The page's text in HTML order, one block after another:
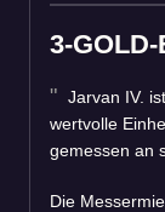
3-
Jarvan IV.
wertvolle
gemessen an
Die